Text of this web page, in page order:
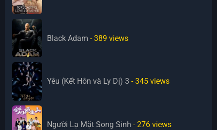
Black Adam - 389 views
Yêu (Kết Hôn và Ly Dị) 3 - 345 views
Người Lạ Mặt Song Sinh - 276 views